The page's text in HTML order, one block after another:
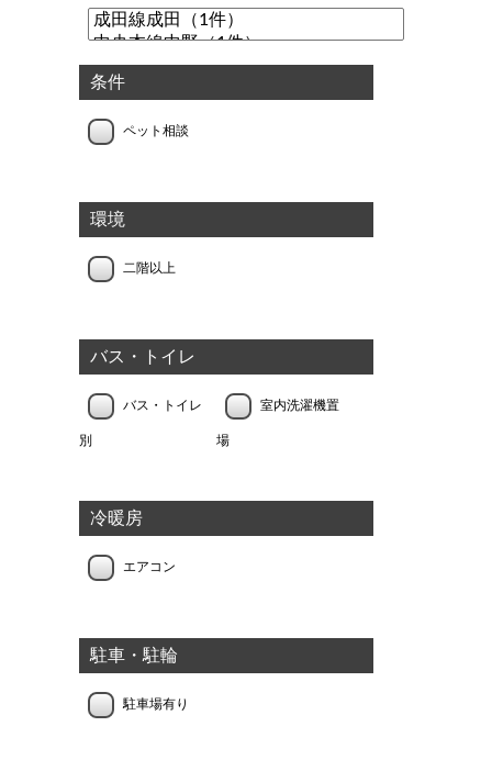
条件
ペット相談
環境
二階以上
バス・トイレ
バス・トイレ
別
室内洗濯機置
場
冷暖房
エアコン
駐車・駐輪
駐車場有り